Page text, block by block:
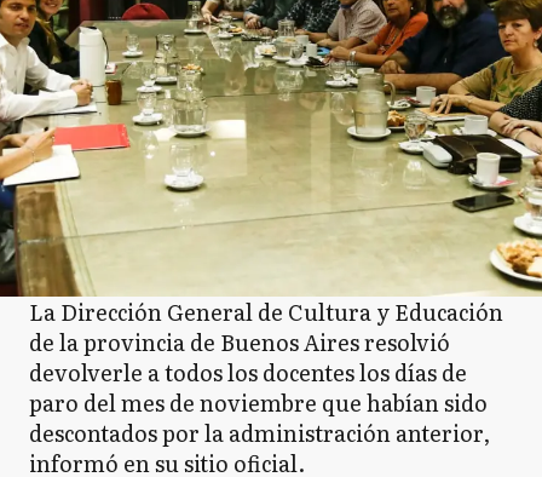
La Dirección General de Cultura y Educación
de la provincia de Buenos Aires resolvió
devolverle a todos los docentes los días de
paro del mes de noviembre que habían sido
descontados por la administración anterior,
informó en su sitio oficial.